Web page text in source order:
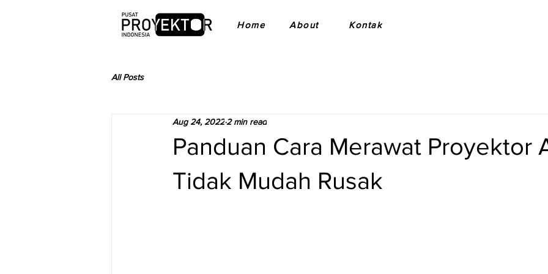
Home About Kontak
All Posts
Panduan Cara Merawat Proyektor
Tidak Mudah Rusak
Aug 24, 20222 min read